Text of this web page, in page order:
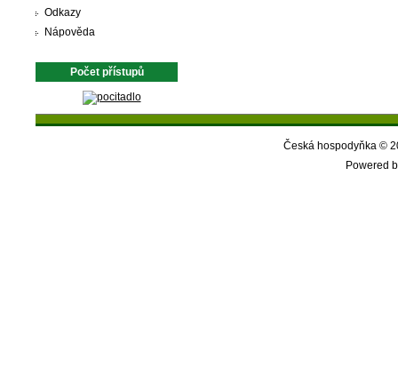
Odkazy
Nápověda
Počet přístupů
Česká hospodyňka ©
Powered